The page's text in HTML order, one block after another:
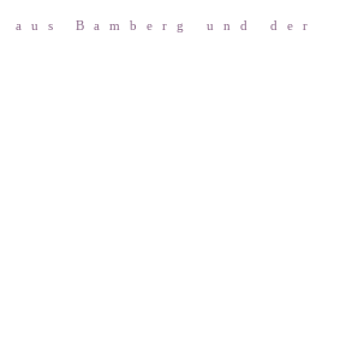
aus Bam­berg und der